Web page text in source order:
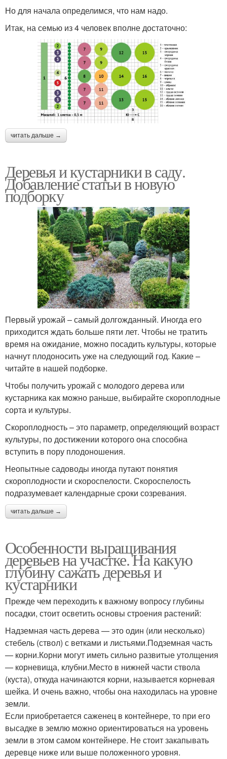
Но для начала определимся, что нам надо.
Итак, на семью из 4 человек вполне достаточно:
читать дальше →
Деревья и кустарники в саду.
Добавление статьи в новую
подборку
Первый урожай – самый долгожданный. Иногда его
приходится ждать больше пяти лет. Чтобы не тратить
время на ожидание, можно посадить культуры, которые
начнут плодоносить уже на следующий год. Какие –
читайте в нашей подборке.
Чтобы получить урожай с молодого дерева или
кустарника как можно раньше, выбирайте скороплодные
сорта и культуры.
Скороплодность – это параметр, определяющий возраст
культуры, по достижении которого она способна
вступить в пору плодоношения.
Неопытные садоводы иногда путают понятия
скороплодности и скороспелости. Скороспелость
подразумевает календарные сроки созревания.
читать дальше →
Особенности выращивания
деревьев на участке. На какую
глубину сажать деревья и
кустарники
Прежде чем переходить к важному вопросу глубины
посадки, стоит осветить основы строения растений:
Надземная часть дерева — это один (или несколько)
стебель (ствол) с ветками и листьями.Подземная часть
— корни.Корни могут иметь сильно развитые утолщения
— корневища, клубни.Место в нижней части ствола
(куста), откуда начинаются корни, называется корневая
шейка. И очень важно, чтобы она находилась на уровне
земли.
Если приобретается саженец в контейнере, то при его
высадке в землю можно ориентироваться на уровень
земли в этом самом контейнере. Не стоит закапывать
деревце ниже или выше положенного уровня.